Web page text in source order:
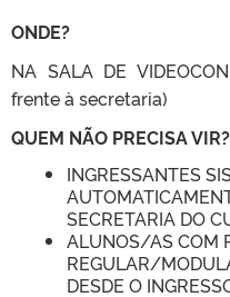
ONDE?
NA SALA DE
frente à secretaria)
QUEM NÃO PRECISA VIR?
INGRESSANTES
SECRETARIA DO
ALUNOS/AS COM
REGULAR/
DESDE O